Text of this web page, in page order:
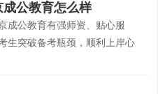
公教育怎么样
成公教育有强师资、贴心服
生突破备考瓶颈，顺利上岸心